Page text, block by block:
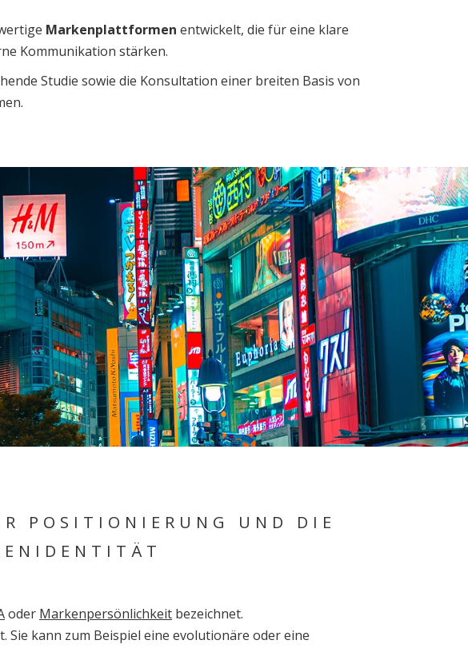
Markenplattformen entwickelt, die für eine klare
Kommunikation stärken.
Studie sowie die Konsultation einer breiten Basis von
POSITIONIERUNG UND DIE
oder Markenpersönlichkeit bezeichnet.
kann zum Beispiel eine evolutionäre oder eine